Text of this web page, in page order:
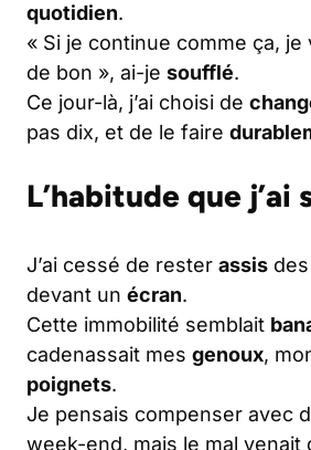
quotidien.
« Si je continue comme ça, je
de bon », ai-je soufflé.
Ce jour-là, j’ai choisi de
pas dix, et de le faire
L’habitude que j’ai
J’ai cessé de rester assis
devant un écran.
Cette immobilité semblait
cadenassait mes genoux,
poignets.
Je pensais compenser avec
week-end, mais le mal venait